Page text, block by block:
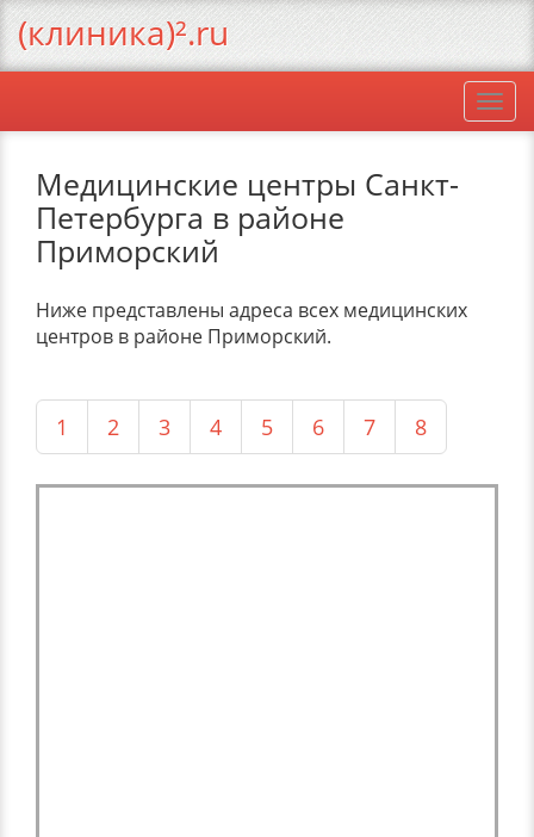
Медицинские центры Санкт-
Петербурга в районе
Приморский
Ниже представлены адреса всех медицинских
центров в районе Приморский.
1 2 3 4 5 6 7 8
(клиника)².ru